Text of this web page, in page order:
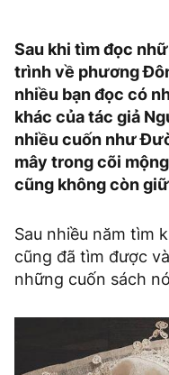
Sau khi tìm đọc
trình về phương
nhiều bạn đọc có
khác của tác giả
nhiều cuốn như
mây trong cõi
cũng không còn
Sau nhiều năm tìm
cũng đã tìm được
những cuốn sách